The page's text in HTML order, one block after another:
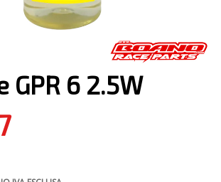
GPR 6 2.5W